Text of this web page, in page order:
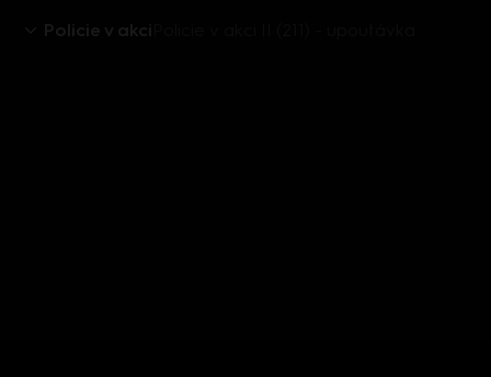
Policie v akci